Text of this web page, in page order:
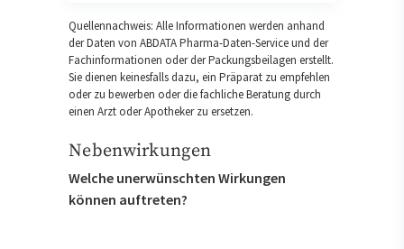
Quellennachweis: Alle Informationen werden anhand
der Daten von ABDATA Pharma-Daten-Service und der
Fachinformationen oder der Packungsbeilagen erstellt.
Sie dienen keinesfalls dazu, ein Präparat zu empfehlen
oder zu bewerben oder die fachliche Beratung durch
einen Arzt oder Apotheker zu ersetzen.
Nebenwirkungen
Welche unerwünschten Wirkungen
können auftreten?